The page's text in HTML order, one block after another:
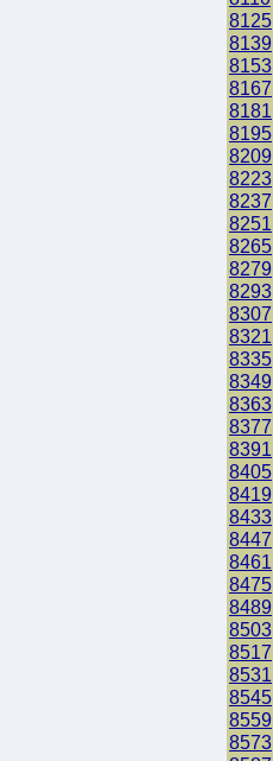
8125
8139
8153
8167
8181
8195
8209
8223
8237
8251
8265
8279
8293
8307
8321
8335
8349
8363
8377
8391
8405
8419
8433
8447
8461
8475
8489
8503
8517
8531
8545
8559
8573